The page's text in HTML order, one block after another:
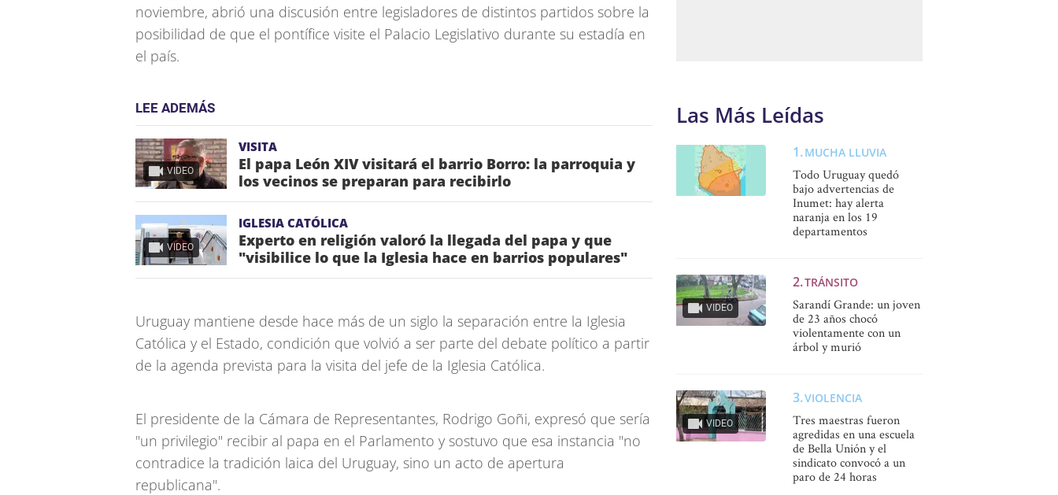
noviembre, abrió una discusión entre legisladores de distintos partidos sobre la
posibilidad de que el pontífice visite el Palacio Legislativo durante su estadía en
el país.
LEE ADEMÁS
VIDEO
VISITA
El papa León XIV visitará el barrio Borro: la parroquia y
los vecinos se preparan para recibirlo
VIDEO
IGLESIA CATÓLICA
Experto en religión valoró la llegada del papa y que
"visibilice lo que la Iglesia hace en barrios populares"
Uruguay mantiene desde hace más de un siglo la separación entre la Iglesia
Católica y el Estado, condición que volvió a ser parte del debate político a partir
de la agenda prevista para la visita del jefe de la Iglesia Católica.
El presidente de la Cámara de Representantes, Rodrigo Goñi, expresó que sería
"un privilegio" recibir al papa en el Parlamento y sostuvo que esa instancia "no
contradice la tradición laica del Uruguay, sino un acto de apertura
republicana".
Las Más Leídas
MUCHA LLUVIA
Todo Uruguay quedó
bajo advertencias de
Inumet: hay alerta
naranja en los 19
departamentos
VIDEO
TRÁNSITO
Sarandí Grande: un joven
de 23 años chocó
violentamente con un
árbol y murió
VIDEO
VIOLENCIA
Tres maestras fueron
agredidas en una escuela
de Bella Unión y el
sindicato convocó a un
paro de 24 horas